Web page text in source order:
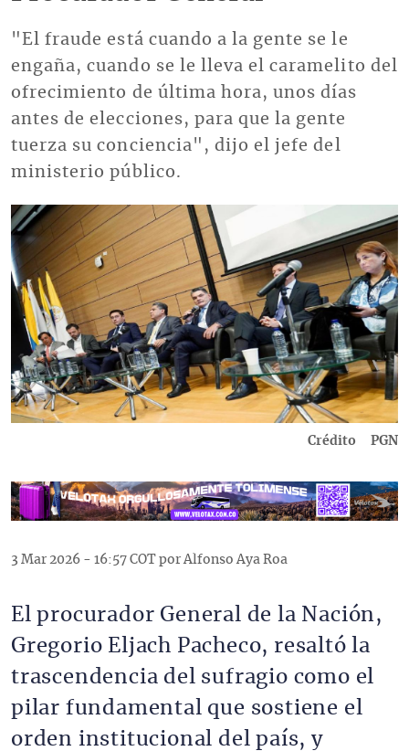
"El fraude está cuando a la gente se le
engaña, cuando se le lleva el caramelito del
ofrecimiento de última hora, unos días
antes de elecciones, para que la gente
tuerza su conciencia", dijo el jefe del
ministerio público.
Imagen
Crédito PGN
3 Mar 2026 - 16:57 COT por Alfonso Aya Roa
El procurador General de la Nación,
Gregorio Eljach Pacheco, resaltó la
trascendencia del sufragio como el
pilar fundamental que sostiene el
orden institucional del país, y